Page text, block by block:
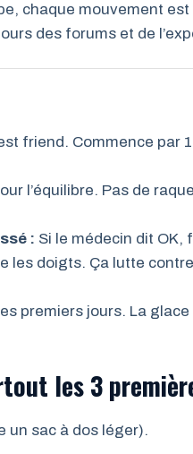
chaque mouvement est
des forums et de
friend. Commence par
l’équilibre. Pas de
: Si le médecin dit OK,
les doigts. Ça lutte
premiers jours. La
les 3
un sac à dos léger).